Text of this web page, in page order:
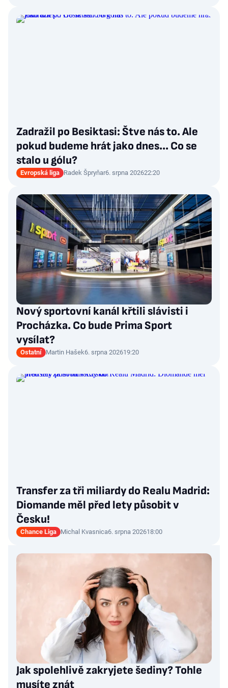
Zadražil po Besiktasi: Štve nás to. Ale
pokud budeme hrát jako dnes... Co se
stalo u gólu?
Evropská liga Radek Špryňar6. srpna 202622:20
Nový sportovní kanál křtili slávisti i
Procházka. Co bude Prima Sport
vysílat?
Ostatní Martin Hašek6. srpna 202619:20
Transfer za tři miliardy do Realu Madrid:
Diomande měl před lety působit v
Česku!
Chance Liga Michal Kvasnica6. srpna 202618:00
Jak spolehlivě zakryjete šediny? Tohle
musíte znát